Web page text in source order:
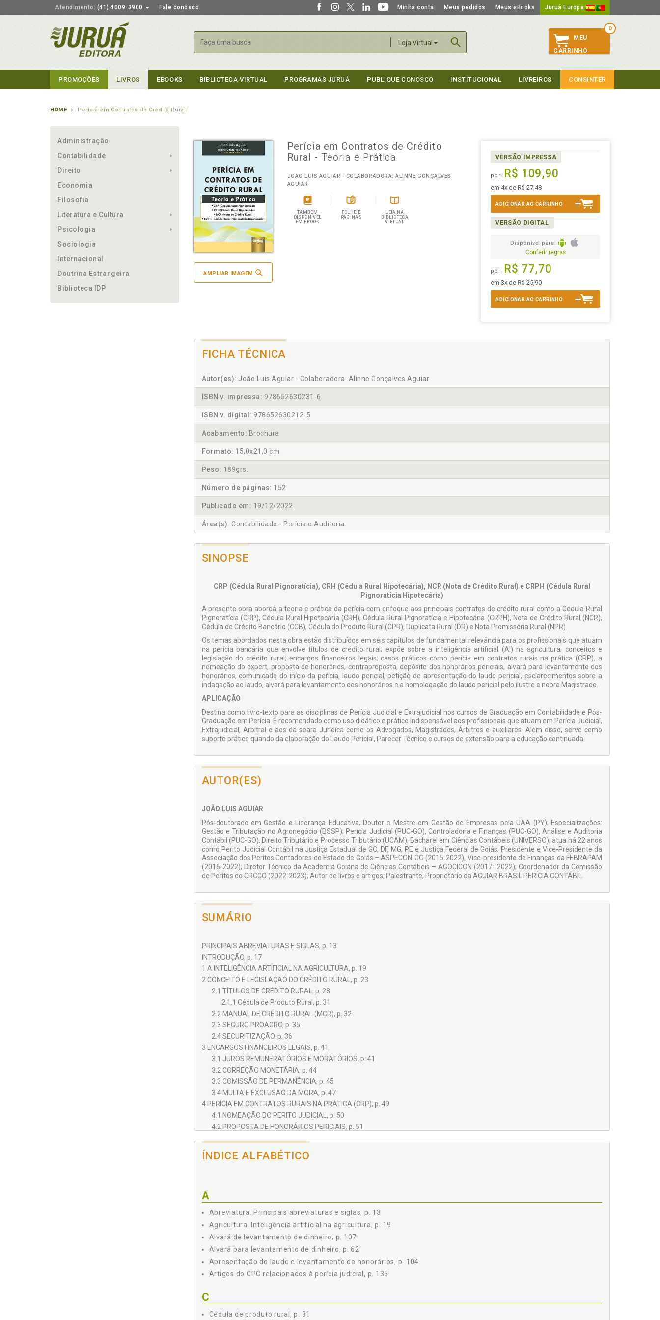
Atendimento: (41) 4009-3900 Fale conosco Minha conta Meus pedidos Meus eBooks Juruá Europa
Loja Virtual
Buscar
0
MEU
CARRINHO
PROMOÇÕES LIVROS EBOOKS BIBLIOTECA VIRTUAL PROGRAMAS JURUÁ PUBLIQUE CONOSCO INSTITUCIONAL LIVREIROS CONSINTER
HOME Perícia em Contratos de Crédito Rural
Administração
Contabilidade
Direito
Economia
Filosofia
Literatura e Cultura
Psicologia
Sociologia
Internacional
Doutrina Estrangeira
Biblioteca IDP
AMPLIAR IMAGEM
Perícia em Contratos de Crédito
Rural - Teoria e Prática
JOÃO LUIS AGUIAR - COLABORADORA: ALINNE GONÇALVES
AGUIAR
TAMBÉM
DISPONÍVEL
EM EBOOK
FOLHEIE
PÁGINAS
LEIA NA
BIBLIOTECA
VIRTUAL
VERSÃO IMPRESSA
por R$ 109,90
em 4x de R$ 27,48
ADICIONAR AO CARRINHO
VERSÃO DIGITAL
Disponível para:
Conferir regras
por R$ 77,70
em 3x de R$ 25,90
ADICIONAR AO CARRINHO
FICHA TÉCNICA
Autor(es): João Luis Aguiar - Colaboradora: Alinne Gonçalves Aguiar
ISBN v. impressa: 978652630231-6
ISBN v. digital: 978652630212-5
Acabamento: Brochura
Formato: 15,0x21,0 cm
Peso: 189grs.
Número de páginas: 152
Publicado em: 19/12/2022
Área(s): Contabilidade - Perícia e Auditoria
SINOPSE
CRP (Cédula Rural Pignoratícia), CRH (Cédula Rural Hipotecária), NCR (Nota de Crédito Rural) e CRPH (Cédula Rural
Pignoratícia Hipotecária)
A presente obra aborda a teoria e prática da perícia com enfoque aos principais contratos de crédito rural como a Cédula Rural
Pignoratícia (CRP), Cédula Rural Hipotecária (CRH), Cédula Rural Pignoratícia e Hipotecária (CRPH), Nota de Crédito Rural (NCR),
Cédula de Crédito Bancário (CCB), Cédula do Produto Rural (CPR), Duplicata Rural (DR) e Nota Promissória Rural (NPR).
Os temas abordados nesta obra estão distribuídos em seis capítulos de fundamental relevância para os profissionais que atuam
na perícia bancária que envolve títulos de crédito rural; expõe sobre a inteligência artificial (AI) na agricultura; conceitos e
legislação do crédito rural; encargos financeiros legais; casos práticos como perícia em contratos rurais na prática (CRP), a
nomeação do expert, proposta de honorários, contraproposta, depósito dos honorários periciais, alvará para levantamento dos
honorários, comunicado do início da perícia, laudo pericial, petição de apresentação do laudo pericial, esclarecimentos sobre a
indagação ao laudo, alvará para levantamento dos honorários e a homologação do laudo pericial pelo ilustre e nobre Magistrado.
APLICAÇÃO
Destina como livro-texto para as disciplinas de Perícia Judicial e Extrajudicial nos cursos de Graduação em Contabilidade e Pós-
Graduação em Perícia. É recomendado como uso didático e prático indispensável aos profissionais que atuam em Perícia Judicial,
Extrajudicial, Arbitral e aos da seara Jurídica como os Advogados, Magistrados, Árbitros e auxiliares. Além disso, serve como
suporte prático quando da elaboração do Laudo Pericial, Parecer Técnico e cursos de extensão para a educação continuada.
AUTOR(ES)
JOÃO LUIS AGUIAR
Pós-doutorado em Gestão e Liderança Educativa, Doutor e Mestre em Gestão de Empresas pela UAA (PY); Especializações:
Gestão e Tributação no Agronegócio (BSSP); Perícia Judicial (PUC-GO), Controladoria e Finanças (PUC-GO), Análise e Auditoria
Contábil (PUC-GO), Direito Tributário e Processo Tributário (UCAM); Bacharel em Ciências Contábeis (UNIVERSO); atua há 22 anos
como Perito Judicial Contábil na Justiça Estadual de GO, DF, MG, PE e Justiça Federal de Goiás; Presidente e Vice-Presidente da
Associação dos Peritos Contadores do Estado de Goiás – ASPECON-GO (2015-2022); Vice-presidente de Finanças da FEBRAPAM
(2016-2022); Diretor Técnico da Academia Goiana de Ciências Contábeis – AGOCICON (2017--2022); Coordenador da Comissão
de Peritos do CRCGO (2022-2023); Autor de livros e artigos; Palestrante; Proprietário da AGUIAR BRASIL PERÍCIA CONTÁBIL.
SUMÁRIO
PRINCIPAIS ABREVIATURAS E SIGLAS, p. 13
INTRODUÇÃO, p. 17
1 A INTELIGÊNCIA ARTIFICIAL NA AGRICULTURA, p. 19
2 CONCEITO E LEGISLAÇÃO DO CRÉDITO RURAL, p. 23
2.1 TÍTULOS DE CRÉDITO RURAL, p. 28
2.1.1 Cédula de Produto Rural, p. 31
2.2 MANUAL DE CRÉDITO RURAL (MCR), p. 32
2.3 SEGURO PROAGRO, p. 35
2.4 SECURITIZAÇÃO, p. 36
3 ENCARGOS FINANCEIROS LEGAIS, p. 41
3.1 JUROS REMUNERATÓRIOS E MORATÓRIOS, p. 41
3.2 CORREÇÃO MONETÁRIA, p. 44
3.3 COMISSÃO DE PERMANÊNCIA, p. 45
3.4 MULTA E EXCLUSÃO DA MORA, p. 47
4 PERÍCIA EM CONTRATOS RURAIS NA PRÁTICA (CRP), p. 49
4.1 NOMEAÇÃO DO PERITO JUDICIAL, p. 50
4.2 PROPOSTA DE HONORÁRIOS PERICIAIS, p. 51
4.2.2 Início dos Trabalhos Periciais, p. 61
4.2.3 Alvará para Levantamento de Dinheiro, p. 62
4.3.4 Breve Histórico da Moeda Brasileira no Período, p. 70
4.3.5 Metodologia do Trabalho, p. 71
4.3.6 Diligência e Busca da Prova Pericial, p. 72
4.3.7 Procedimentos e Método Científico Aplicado, p. 72
4.3.7.1 Anexos I a VI (142) folhas, p. 73
4.3.7.2 Método científico utilizado, p. 77
ÍNDICE ALFABÉTICO
A
Abreviatura. Principais abreviaturas e siglas, p. 13
Agricultura. Inteligência artificial na agricultura, p. 19
Alvará de levantamento de dinheiro, p. 107
Alvará para levantamento de dinheiro, p. 62
Apresentação do laudo e levantamento de honorários, p. 104
Artigos do CPC relacionados à perícia judicial, p. 135
C
Cédula de produto rural, p. 31